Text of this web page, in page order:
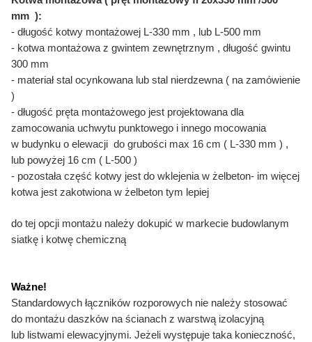
mm ):
- długość kotwy montażowej L-330 mm , lub L-500 mm
- kotwa montażowa z gwintem zewnętrznym , długość gwintu
300 mm
- materiał stal ocynkowana lub stal nierdzewna ( na zamówienie
)
- długość pręta montażowego jest projektowana dla
zamocowania uchwytu punktowego i innego mocowania
w budynku o elewacji do grubości max 16 cm ( L-330 mm ) ,
lub powyżej 16 cm ( L-500 )
- pozostała część kotwy jest do wklejenia w żelbeton- im więcej
kotwa jest zakotwiona w żelbeton tym lepiej
do tej opcji montażu należy dokupić w markecie budowlanym
siatkę i kotwę chemiczną
Ważne!
Standardowych łączników rozporowych nie należy stosować
do montażu daszków na ścianach z warstwą izolacyjną
lub listwami elewacyjnymi. Jeżeli występuje taka konieczność,